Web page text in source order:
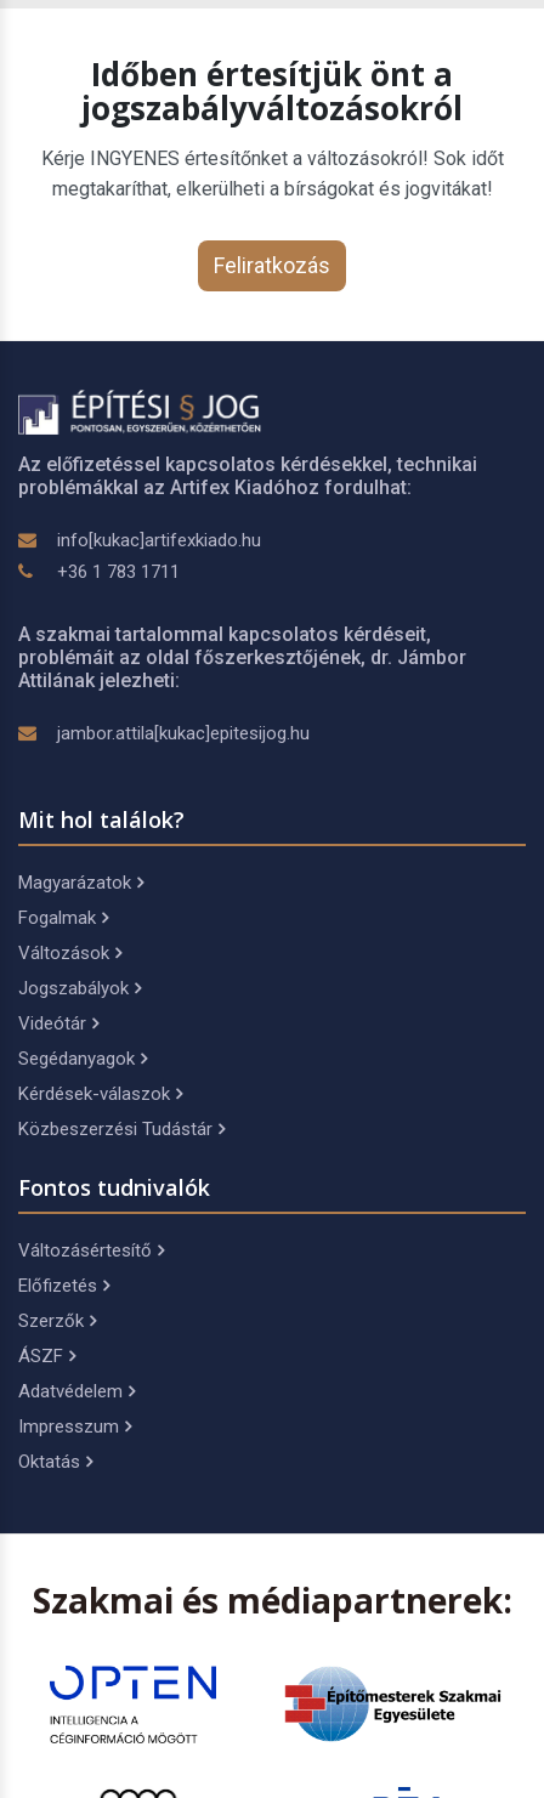
Időben értesítjük önt a
jogszabályváltozásokról
Kérje INGYENES értesítőnket a változásokról! Sok időt
megtakaríthat, elkerülheti a bírságokat és jogvitákat!
Feliratkozás
Az előfizetéssel kapcsolatos kérdésekkel, technikai
problémákkal az Artifex Kiadóhoz fordulhat:
info[kukac]artifexkiado.hu
+36 1 783 1711
A szakmai tartalommal kapcsolatos kérdéseit,
problémáit az oldal főszerkesztőjének, dr. Jámbor
Attilának jelezheti:
jambor.attila[kukac]epitesijog.hu
Mit hol találok?
Magyarázatok
Fogalmak
Változások
Jogszabályok
Videótár
Segédanyagok
Kérdések-válaszok
Közbeszerzési Tudástár
Fontos tudnivalók
Változásértesítő
Előfizetés
Szerzők
ÁSZF
Adatvédelem
Impresszum
Oktatás
Szakmai és médiapartnerek: